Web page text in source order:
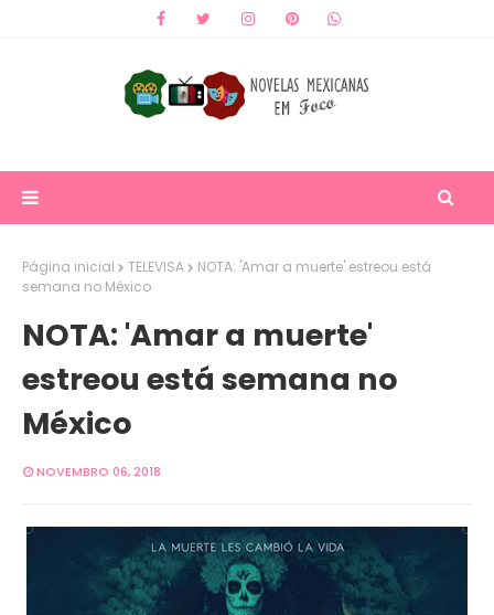
Página inicial TELEVISA
NOTA: 'Amar a muerte' estreou está
semana no México
NOTA: 'Amar a muerte'
estreou está semana no
México
NOVEMBRO 06, 2018